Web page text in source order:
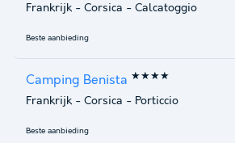
Frankrijk - Corsica - Calcatoggio
Beste aanbieding
Camping Benista ★★★★
Frankrijk - Corsica - Porticcio
Beste aanbieding